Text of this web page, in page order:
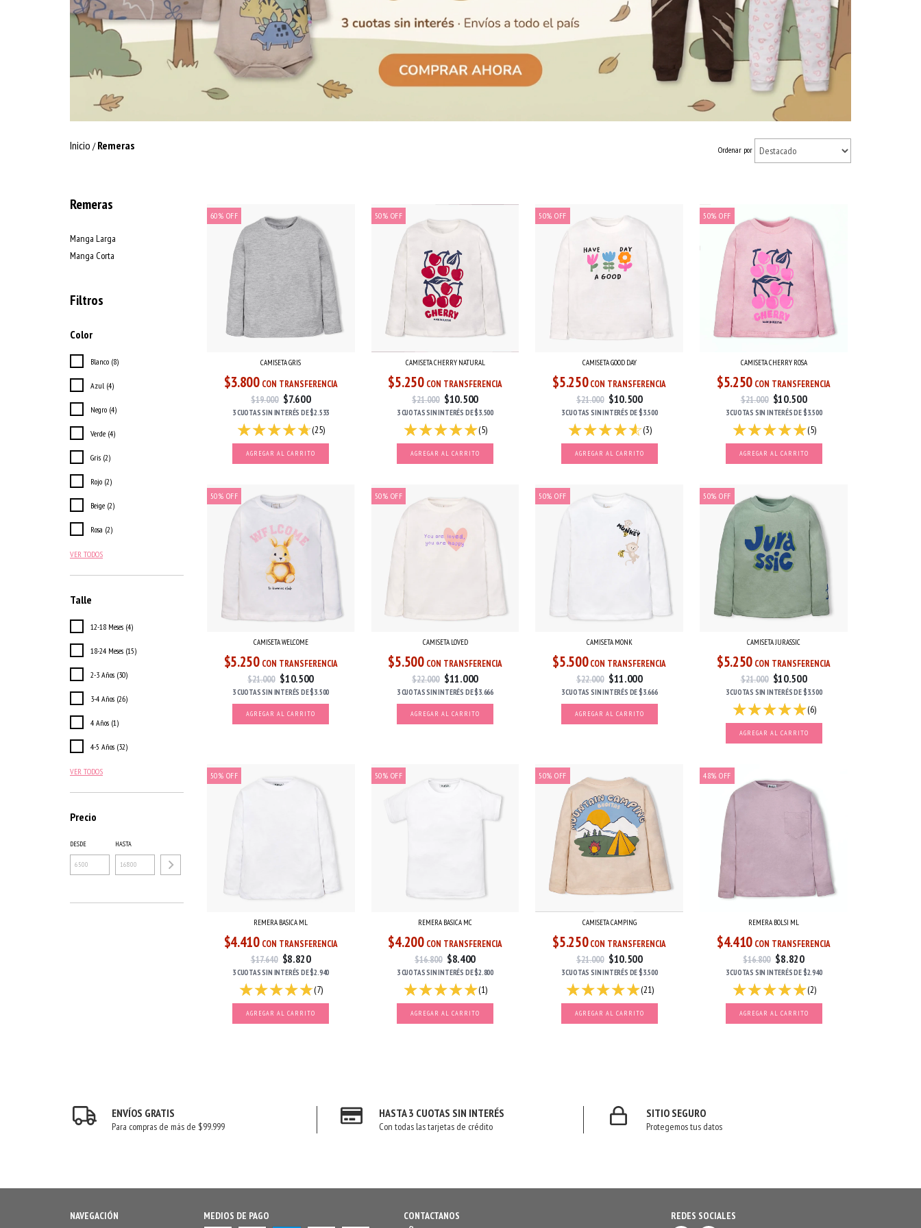
Inicio / Remeras Ordenar por
Remeras
Manga Larga
Manga Corta
Filtros
Color
Blanco (8)
Azul (4)
Negro (4)
Verde (4)
Gris (2)
Rojo (2)
Beige (2)
Rosa (2)
VER TODOS
Talle
12-18 Meses (4)
18-24 Meses (15)
2-3 Años (30)
3-4 Años (26)
4 Años (1)
4-5 Años (32)
VER TODOS
Precio
DESDE HASTA
60% OFF
CAMISETA GRIS
$3.800 CON TRANSFERENCIA
$19.000 $7.600
3 CUOTASSIN INTERÉS DE$2.533
(25)
AGREGAR AL CARRITO
50% OFF
CAMISETA CHERRY NATURAL
$5.250 CON TRANSFERENCIA
$21.000 $10.500
3 CUOTASSIN INTERÉS DE$3.500
(5)
AGREGAR AL CARRITO
50%OFF
CAMISETA GOOD DAY
$5.250 CON TRANSFERENCIA
$21.000 $10.500
3 CUOTAS SIN INTERÉS DE$3.500
(3)
AGREGAR AL CARRITO
50%OFF
CAMISETA CHERRY ROSA
$5.250 CON TRANSFERENCIA
$21.000 $10.500
3 CUOTAS SIN INTERÉSDE$3.500
(5)
AGREGAR AL CARRITO
50% OFF
CAMISETA WELCOME
$5.250 CON TRANSFERENCIA
$21.000 $10.500
3 CUOTASSIN INTERÉS DE$3.500
AGREGAR AL CARRITO
50% OFF
CAMISETA LOVED
$5.500 CON TRANSFERENCIA
$22.000 $11.000
3 CUOTASSIN INTERÉS DE$3.666
AGREGAR AL CARRITO
50%OFF
CAMISETA MONK
$5.500 CON TRANSFERENCIA
$22.000 $11.000
3 CUOTAS SIN INTERÉS DE$3.666
AGREGAR AL CARRITO
50%OFF
CAMISETA JURASSIC
$5.250 CON TRANSFERENCIA
$21.000 $10.500
3 CUOTAS SIN INTERÉSDE$3.500
(6)
AGREGAR AL CARRITO
50% OFF
REMERA BASICA ML
$4.410 CON TRANSFERENCIA
$17.640 $8.820
3 CUOTASSIN INTERÉS DE$2.940
(7)
AGREGAR AL CARRITO
50% OFF
REMERA BASICA MC
$4.200 CON TRANSFERENCIA
$16.800 $8.400
3 CUOTASSIN INTERÉS DE$2.800
(1)
AGREGAR AL CARRITO
50%OFF
CAMISETA CAMPING
$5.250 CON TRANSFERENCIA
$21.000 $10.500
3 CUOTAS SIN INTERÉS DE$3.500
(21)
AGREGAR AL CARRITO
48%OFF
REMERA BOLSI ML
$4.410 CON TRANSFERENCIA
$16.800 $8.820
3 CUOTAS SIN INTERÉSDE$2.940
(2)
AGREGAR AL CARRITO
ENVÍOS GRATIS
Para compras de más de $99.999
HASTA 3 CUOTAS SIN INTERÉS
Con todas las tarjetas de crédito
SITIO SEGURO
Protegemos tus datos
NAVEGACIÓN
MEDIOS DE PAGO
CONTACTANOS
REDES SOCIALES